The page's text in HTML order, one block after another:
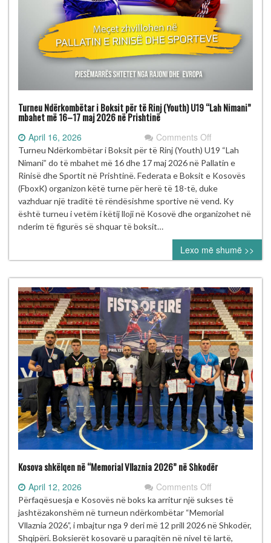
Turneu Ndërkombëtar i Boksit për të Rinj (Youth) U19 “Lah Nimani”
mbahet më 16–17 maj 2026 në Prishtinë
April 16, 2026 Comments Offon
Turneu
Ndërkombëtar
Boksit
për
të
(Youth)
U19
“Lah
Nimani”
mbahet
më
16–
17
maj
2026
në
Prishtinë
Turneu Ndërkombëtar i Boksit për të Rinj (Youth) U19 “Lah
Nimani” do të mbahet më 16 dhe 17 maj 2026 në Pallatin e
Rinisë dhe Sportit në Prishtinë. Federata e Boksit e Kosovës
(FboxK) organizon këtë turne për herë të 18-të, duke
vazhduar një traditë të rëndësishme sportive në vend. Ky
është turneu i vetëm i këtij lloji në Kosovë dhe organizohet në
nderim të figurës së shquar të boksit…
Lexo më shumë >>
Kosova shkëlqen në “Memorial Vllaznia 2026” në Shkodër
April 12, 2026 Comments Offon
Kosova
shkëlqen
në
“Memorial
Përfaqësuesja e Kosovës në boks ka arritur një sukses të
jashtëzakonshëm në turneun ndërkombëtar “Memorial
Vllaznia 2026”, i mbajtur nga 9 deri më 12 prill 2026 në Shkodër,
Shqipëri. Boksierët kosovarë u paraqitën në nivel të lartë,